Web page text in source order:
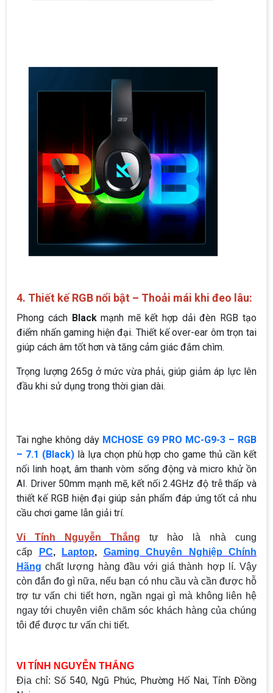
4. Thiết kế RGB nổi bật – Thoải mái khi đeo lâu:
Phong cách Blackmạnh mẽ kết hợp dải đèn RGB tạo
điểm nhấn gaming hiện đại. Thiết kế over-ear ôm trọn tai
giúp cách âm tốt hơn và tăng cảm giác đắm chìm.
Trọng lượng 265g ở mức vừa phải, giúp giảm áp lực lên
đầu khi sử dụng trong thời gian dài.
Tai nghe không dây MCHOSE G9 PRO MC-G9-3 – RGB
– 7.1 (Black)là lựa chọn phù hợp cho game thủ cần kết
nối linh hoạt, âm thanh vòm sống động và micro khử ồn
AI. Driver 50mm mạnh mẽ, kết nối 2.4GHz độ trễ thấp và
thiết kế RGB hiện đại giúp sản phẩm đáp ứng tốt cả nhu
cầu chơi game lẫn giải trí.
Vi Tính Nguyễn Thắng tự hào là nhà cung
cấp
PC, Laptop, Gaming Chuyên Nghiệp Chính
Hãng chất lượng hàng đầu với giá thành hợp lí. Vậy
còn đắn đo gì nữa, nếu bạn có nhu cầu và cần được hỗ
trợ tư vấn chi tiết hơn, ngần ngại gì mà không liên hệ
ngay tới chuyên viên chăm sóc khách hàng của chúng
tôi để được tư vấn chi tiết.
VI TÍNH NGUYỄN THẮNG
Địa chỉ:Số 540, Ngũ Phúc, Phường Hố Nai, Tỉnh Đồng